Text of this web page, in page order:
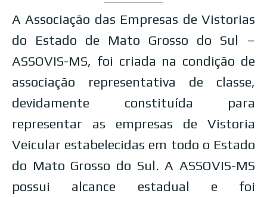
A Associação das Empresas de Vistorias
do Estado de Mato Grosso do Sul –
ASSOVIS-MS, foi criada na condição de
associação representativa de classe,
devidamente constituída para
representar as empresas de Vistoria
Veicular estabelecidas em todo o Estado
do Mato Grosso do Sul. A ASSOVIS-MS
possui alcance estadual e foi